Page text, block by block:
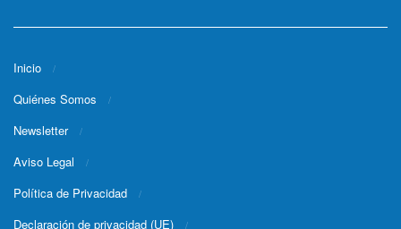
Inicio
Quiénes Somos
Newsletter
Aviso Legal
Política de Privacidad
Declaración de privacidad (UE)